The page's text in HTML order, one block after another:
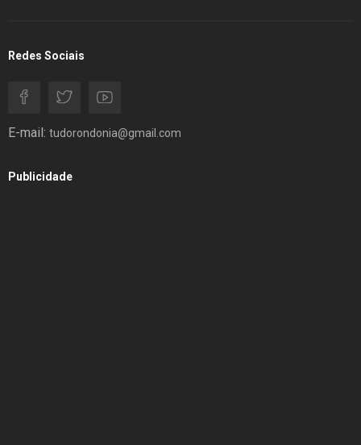
Redes Sociais
E-mail: tudorondonia@gmail.com
Publicidade